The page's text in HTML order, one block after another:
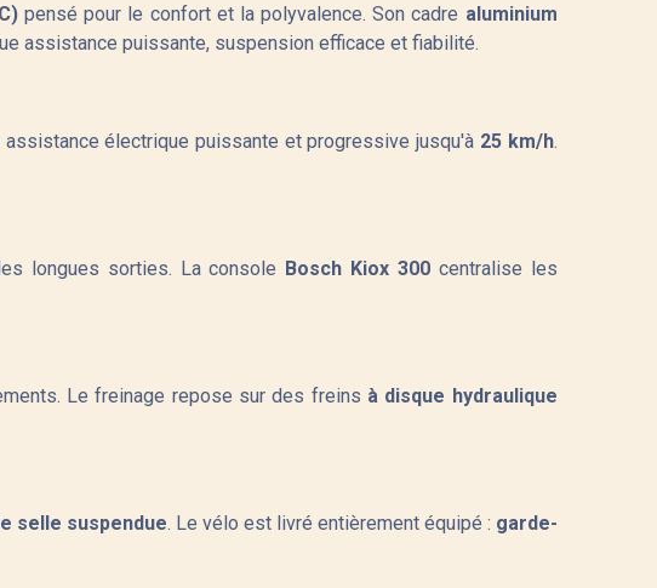
pensé pour le confort et la polyvalence. Son cadre aluminium
assistance puissante, suspension efficace et fiabilité.
assistance électrique puissante et progressive jusqu'à 25 km/h.
longues sorties. La console Bosch Kiox 300centralise les
Le freinage repose sur des freins à disque hydraulique
selle suspendue. Le vélo est livré entièrement équipé : garde-